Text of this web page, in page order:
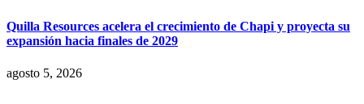
Quilla Resources acelera el crecimiento de Chapi y proyecta su
expansión hacia finales de 2029
agosto 5, 2026